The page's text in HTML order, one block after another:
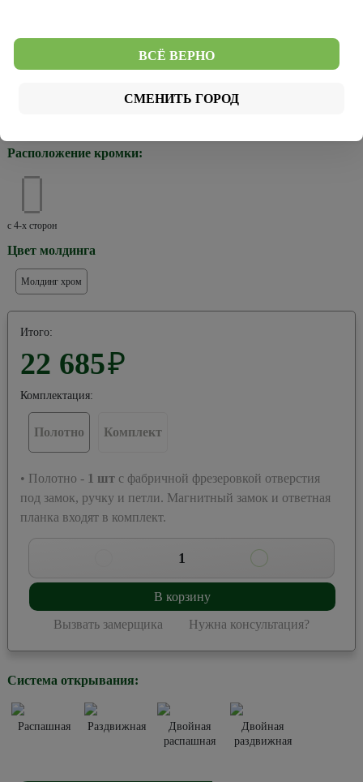
Расположение кромки:
с 4-х сторон
Цвет молдинга
Молдинг хром
Итого:
22 685₽
Комплектация:
Полотно Комплект
• Полотно - 1 шт с фабричной фрезеровкой отверстия
под замок, ручку и петли. Магнитный замок и ответная
планка входят в комплект.
1
В корзину
Вызвать замерщика Нужна консультация?
Система открывания:
Распашная Раздвижная
Двойная
распашная
Двойная
раздвижная
ВСЁ ВЕРНО
СМЕНИТЬ ГОРОД